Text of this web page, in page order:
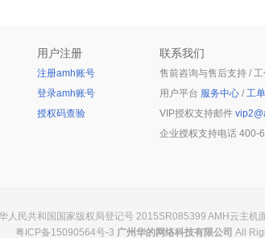
用户注册
注册amh账号
登录amh账号
授权码查验
联系我们
售前咨询与售后支持 / 工
用户平台 服务中心 / 工
VIP授权支持邮件
企业授权支持电话 400-
人民共和国国家版权局登记号 2015SR085399 AMH云主机
粤ICP备15090564号-3 广州华的网络科技有限公司 All